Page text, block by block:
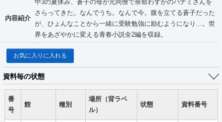
内容紹介
中3の夏休み、蒼子の母が元同僚で余命わずかのバナミさんを
さらってきた。なんでうち。なんで今。腹を立てる蒼子だった
が、ひょんなことから一緒に受験勉強に励むようになり…。世
界をあざやかに変える青春小説全2編を収録。
お気に入りに入れる
資料毎の状態
番
号
館 種別
場所（背ラベ
ル）
状態 資料番号